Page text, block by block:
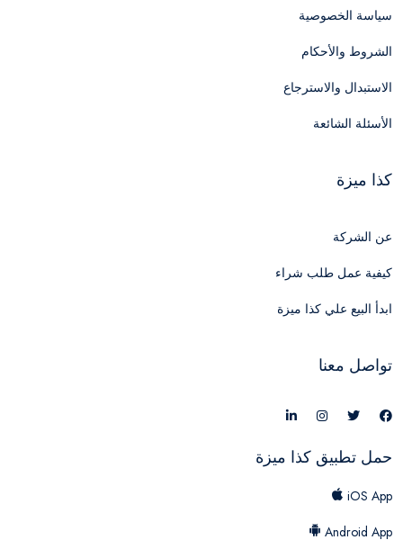
سياسة الخصوصية
الشروط والأحكام
الاستبدال والاسترجاع
الأسئلة الشائعة
كذا ميزة
عن الشركة
كيفية عمل طلب شراء
ابدأ البيع علي كذا ميزة
تواصل معنا
حمل تطبيق كذا ميزة
iOS App
Android App